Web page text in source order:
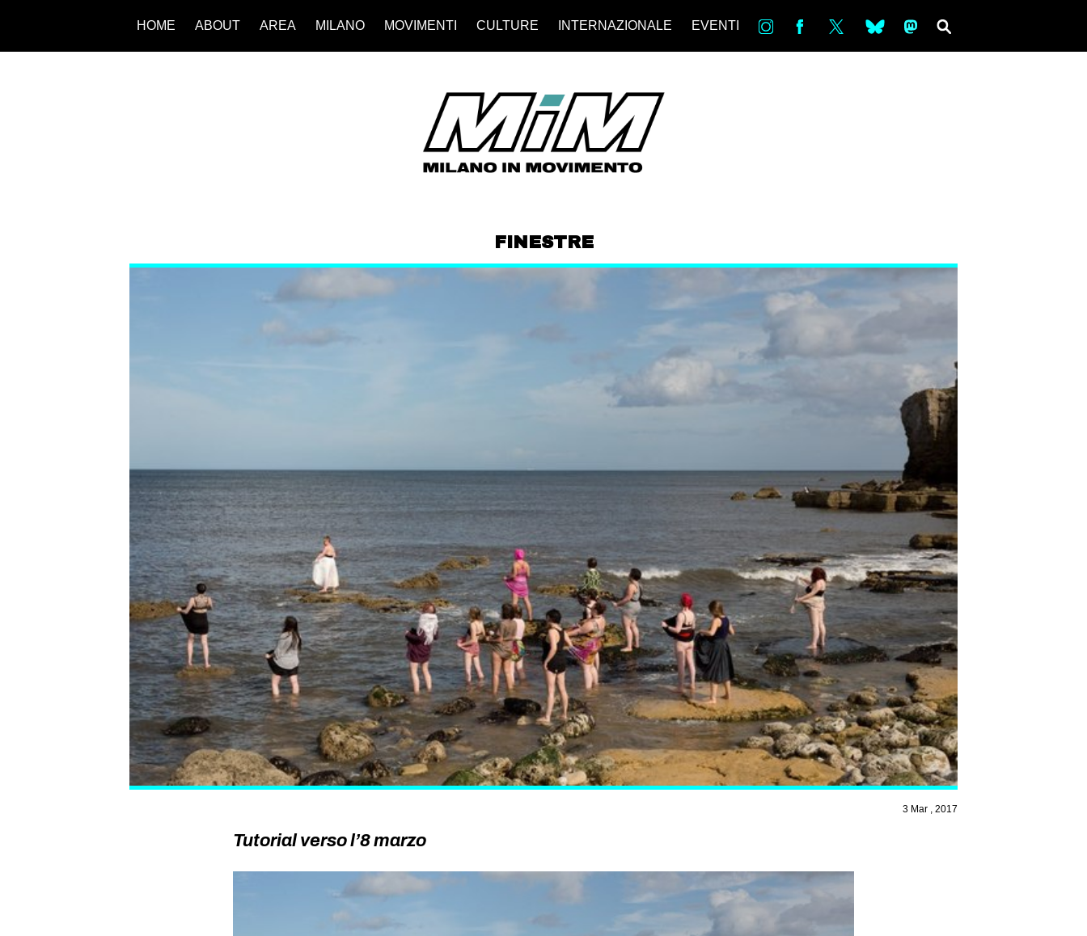
HOME ABOUT AREA MILANO MOVIMENTI CULTURE INTERNAZIONALE EVENTI in bsky ms
FINESTRE
3 Mar , 2017
Tutorial verso l’8 marzo